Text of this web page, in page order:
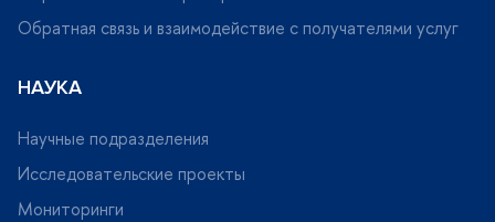
Обратная связь и взаимодействие с получателями услу
НАУКА
Научные подразделения
Исследовательские проекты
Мониторинги